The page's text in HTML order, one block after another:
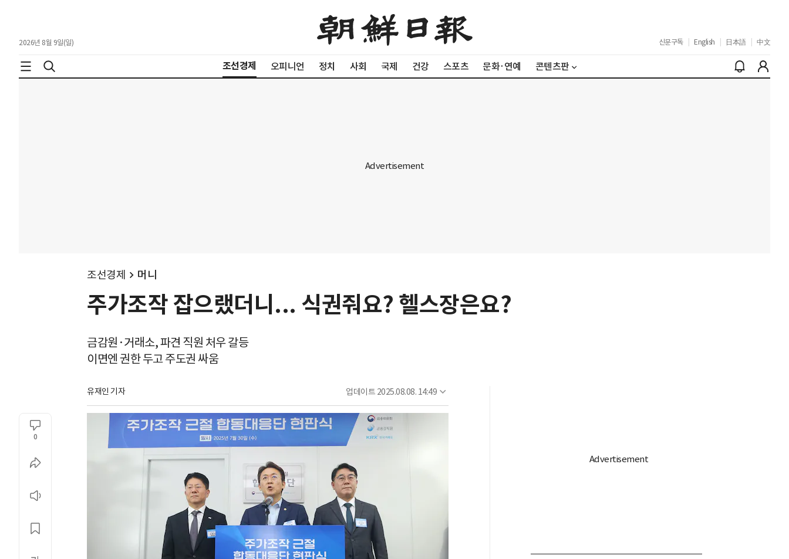
2026년 8월 9일(일) 신문구독 English 日本語 中文
조선경제 오피니언 정치 사회 국제 건강 스포츠 문화·연예 콘텐츠판
조선경제 머니
주가조작 잡으랬더니... 식권줘요? 헬스장은요?
금감원·거래소, 파견 직원 처우 갈등
이면엔 권한 두고 주도권 싸움
유재인 기자 업데이트 2025.08.08. 14:49
0